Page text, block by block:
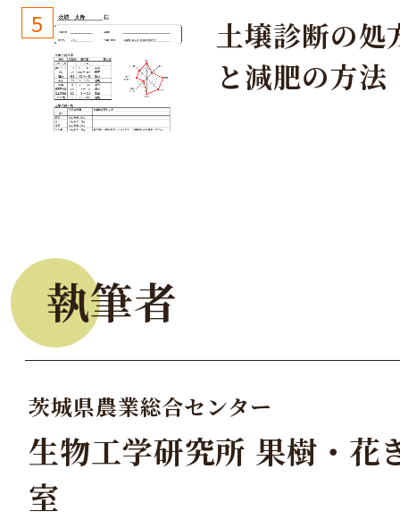
しょう！
5
土壌診断の処
と減肥の方法
執筆者
茨城県農業総合センター
生物工学研究所 果樹・花
室